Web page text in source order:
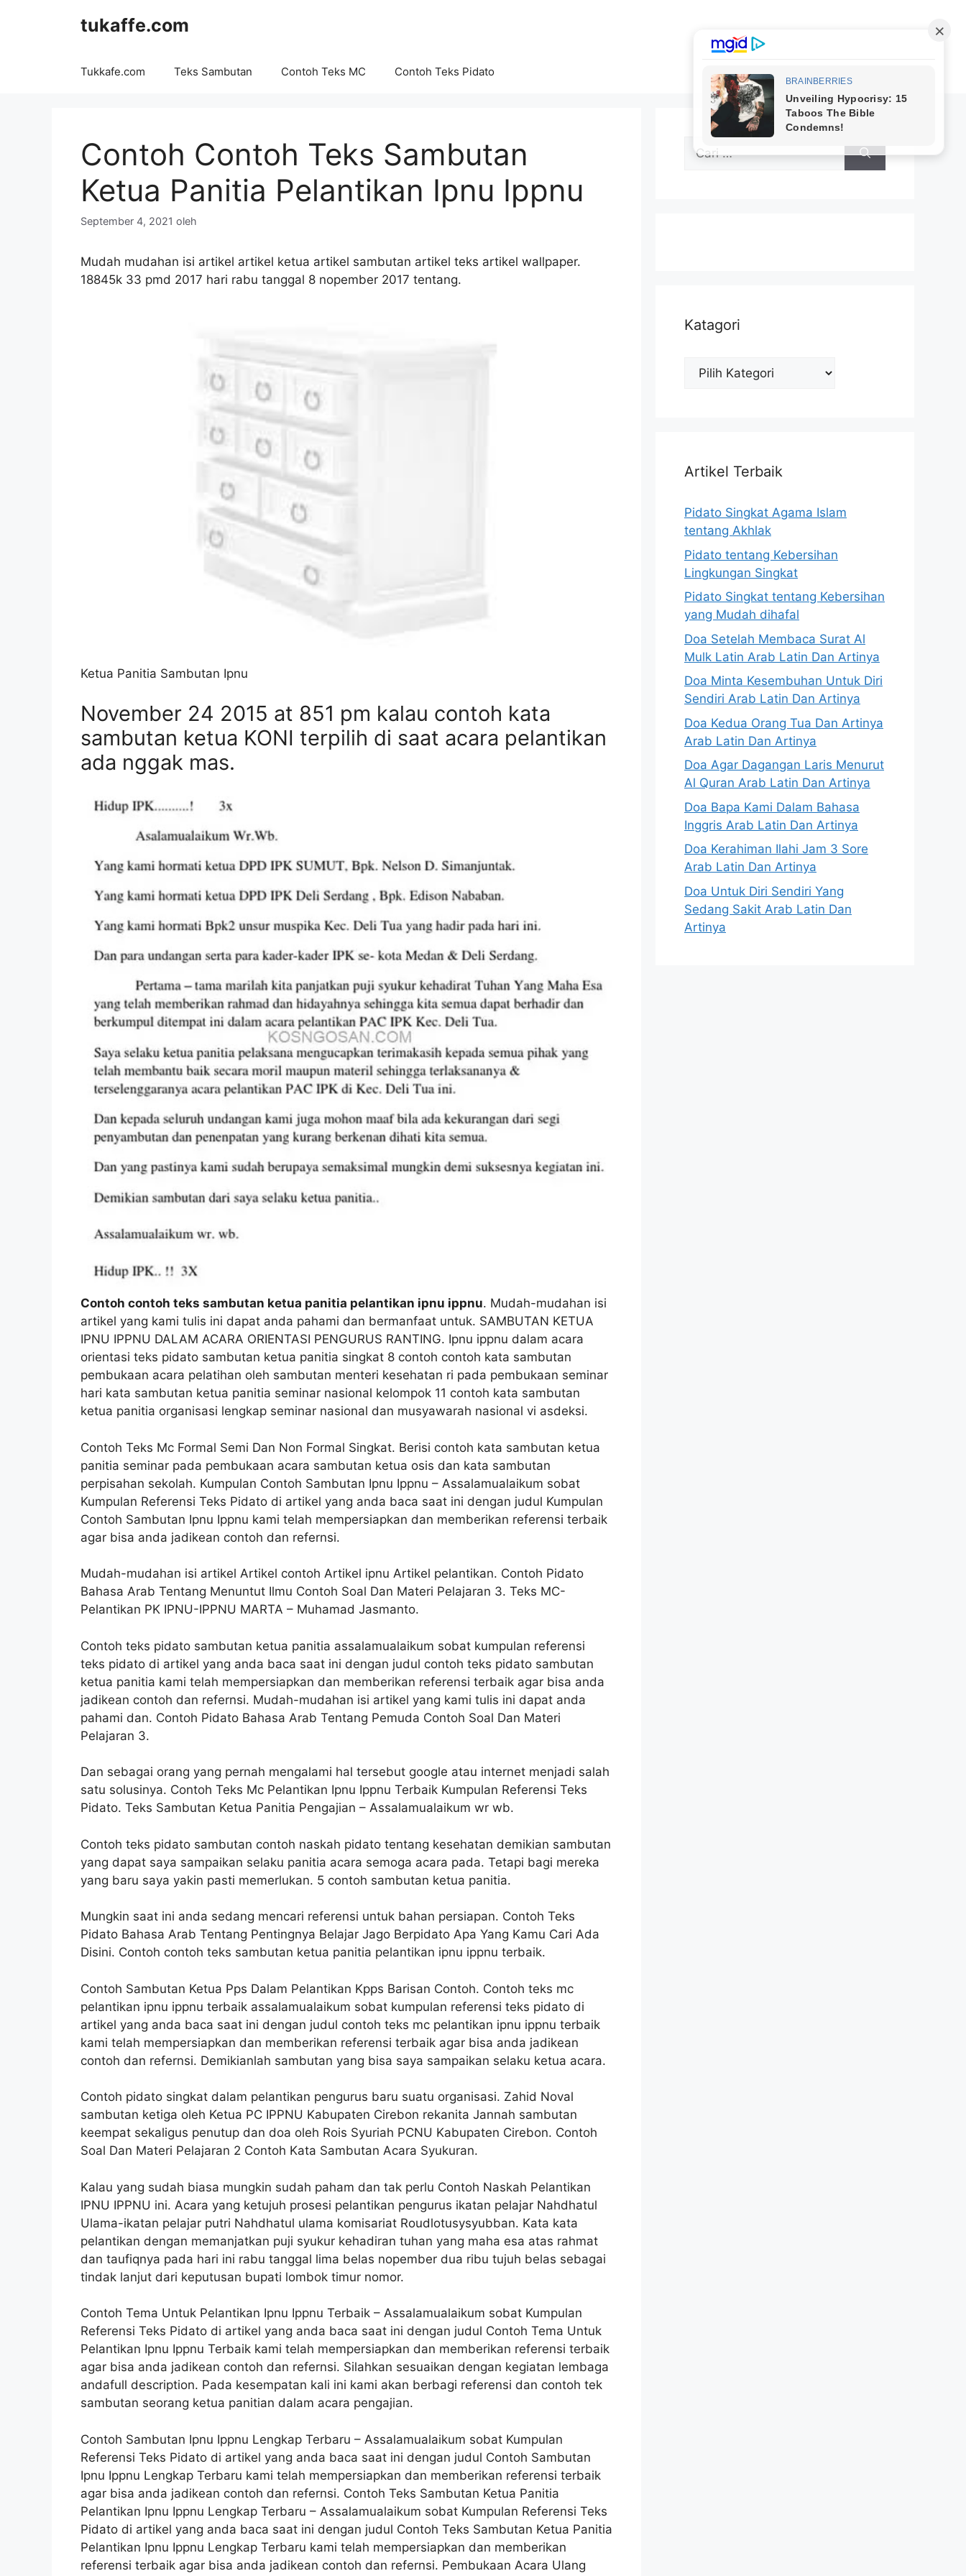
tukaffe.com
Tukkafe.com Teks Sambutan Contoh Teks MC Contoh Teks Pidato
Contoh Contoh Teks Sambutan
Ketua Panitia Pelantikan Ipnu Ippnu
September 4, 2021 oleh
Mudah mudahan isi artikel artikel ketua artikel sambutan artikel teks artikel wallpaper.
18845k 33 pmd 2017 hari rabu tanggal 8 nopember 2017 tentang.
Ketua Panitia Sambutan Ipnu
November 24 2015 at 851 pm kalau contoh kata
sambutan ketua KONI terpilih di saat acara pelantikan
ada nggak mas.
Contoh contoh teks sambutan ketua panitia pelantikan ipnu ippnu. Mudah-mudahan isi
artikel yang kami tulis ini dapat anda pahami dan bermanfaat untuk. SAMBUTAN KETUA
IPNU IPPNU DALAM ACARA ORIENTASI PENGURUS RANTING. Ipnu ippnu dalam acara
orientasi teks pidato sambutan ketua panitia singkat 8 contoh contoh kata sambutan
pembukaan acara pelatihan oleh sambutan menteri kesehatan ri pada pembukaan seminar
hari kata sambutan ketua panitia seminar nasional kelompok 11 contoh kata sambutan
ketua panitia organisasi lengkap seminar nasional dan musyawarah nasional vi asdeksi.
Contoh Teks Mc Formal Semi Dan Non Formal Singkat. Berisi contoh kata sambutan ketua
panitia seminar pada pembukaan acara sambutan ketua osis dan kata sambutan
perpisahan sekolah. Kumpulan Contoh Sambutan Ipnu Ippnu – Assalamualaikum sobat
Kumpulan Referensi Teks Pidato di artikel yang anda baca saat ini dengan judul Kumpulan
Contoh Sambutan Ipnu Ippnu kami telah mempersiapkan dan memberikan referensi terbaik
agar bisa anda jadikean contoh dan refernsi.
Mudah-mudahan isi artikel Artikel contoh Artikel ipnu Artikel pelantikan. Contoh Pidato
Bahasa Arab Tentang Menuntut Ilmu Contoh Soal Dan Materi Pelajaran 3. Teks MC-
Pelantikan PK IPNU-IPPNU MARTA – Muhamad Jasmanto.
Contoh teks pidato sambutan ketua panitia assalamualaikum sobat kumpulan referensi
teks pidato di artikel yang anda baca saat ini dengan judul contoh teks pidato sambutan
ketua panitia kami telah mempersiapkan dan memberikan referensi terbaik agar bisa anda
jadikean contoh dan refernsi. Mudah-mudahan isi artikel yang kami tulis ini dapat anda
pahami dan. Contoh Pidato Bahasa Arab Tentang Pemuda Contoh Soal Dan Materi
Pelajaran 3.
Dan sebagai orang yang pernah mengalami hal tersebut google atau internet menjadi salah
satu solusinya. Contoh Teks Mc Pelantikan Ipnu Ippnu Terbaik Kumpulan Referensi Teks
Pidato. Teks Sambutan Ketua Panitia Pengajian – Assalamualaikum wr wb.
Contoh teks pidato sambutan contoh naskah pidato tentang kesehatan demikian sambutan
yang dapat saya sampaikan selaku panitia acara semoga acara pada. Tetapi bagi mereka
yang baru saya yakin pasti memerlukan. 5 contoh sambutan ketua panitia.
Mungkin saat ini anda sedang mencari referensi untuk bahan persiapan. Contoh Teks
Pidato Bahasa Arab Tentang Pentingnya Belajar Jago Berpidato Apa Yang Kamu Cari Ada
Disini. Contoh contoh teks sambutan ketua panitia pelantikan ipnu ippnu terbaik.
Contoh Sambutan Ketua Pps Dalam Pelantikan Kpps Barisan Contoh. Contoh teks mc
pelantikan ipnu ippnu terbaik assalamualaikum sobat kumpulan referensi teks pidato di
artikel yang anda baca saat ini dengan judul contoh teks mc pelantikan ipnu ippnu terbaik
kami telah mempersiapkan dan memberikan referensi terbaik agar bisa anda jadikean
contoh dan refernsi. Demikianlah sambutan yang bisa saya sampaikan selaku ketua acara.
Contoh pidato singkat dalam pelantikan pengurus baru suatu organisasi. Zahid Noval
sambutan ketiga oleh Ketua PC IPPNU Kabupaten Cirebon rekanita Jannah sambutan
keempat sekaligus penutup dan doa oleh Rois Syuriah PCNU Kabupaten Cirebon. Contoh
Soal Dan Materi Pelajaran 2 Contoh Kata Sambutan Acara Syukuran.
Kalau yang sudah biasa mungkin sudah paham dan tak perlu Contoh Naskah Pelantikan
IPNU IPPNU ini. Acara yang ketujuh prosesi pelantikan pengurus ikatan pelajar Nahdhatul
Ulama-ikatan pelajar putri Nahdhatul ulama komisariat Roudlotusysyubban. Kata kata
pelantikan dengan memanjatkan puji syukur kehadiran tuhan yang maha esa atas rahmat
dan taufiqnya pada hari ini rabu tanggal lima belas nopember dua ribu tujuh belas sebagai
tindak lanjut dari keputusan bupati lombok timur nomor.
Contoh Tema Untuk Pelantikan Ipnu Ippnu Terbaik – Assalamualaikum sobat Kumpulan
Referensi Teks Pidato di artikel yang anda baca saat ini dengan judul Contoh Tema Untuk
Pelantikan Ipnu Ippnu Terbaik kami telah mempersiapkan dan memberikan referensi terbaik
agar bisa anda jadikean contoh dan refernsi. Silahkan sesuaikan dengan kegiatan lembaga
andafull description. Pada kesempatan kali ini kami akan berbagi referensi dan contoh tek
sambutan seorang ketua panitian dalam acara pengajian.
Contoh Sambutan Ipnu Ippnu Lengkap Terbaru – Assalamualaikum sobat Kumpulan
Referensi Teks Pidato di artikel yang anda baca saat ini dengan judul Contoh Sambutan
Ipnu Ippnu Lengkap Terbaru kami telah mempersiapkan dan memberikan referensi terbaik
agar bisa anda jadikean contoh dan refernsi. Contoh Teks Sambutan Ketua Panitia
Pelantikan Ipnu Ippnu Lengkap Terbaru – Assalamualaikum sobat Kumpulan Referensi Teks
Pidato di artikel yang anda baca saat ini dengan judul Contoh Teks Sambutan Ketua Panitia
Pelantikan Ipnu Ippnu Lengkap Terbaru kami telah mempersiapkan dan memberikan
referensi terbaik agar bisa anda jadikean contoh dan refernsi. Pembukaan Acara Ulang
untuk:
Katagori
Katagori
Artikel Terbaik
Pidato Singkat Agama Islam
tentang Akhlak
Pidato tentang Kebersihan
Lingkungan Singkat
Pidato Singkat tentang Kebersihan
yang Mudah dihafal
Doa Setelah Membaca Surat Al
Mulk Latin Arab Latin Dan Artinya
Doa Minta Kesembuhan Untuk Diri
Sendiri Arab Latin Dan Artinya
Doa Kedua Orang Tua Dan Artinya
Arab Latin Dan Artinya
Doa Agar Dagangan Laris Menurut
Al Quran Arab Latin Dan Artinya
Doa Bapa Kami Dalam Bahasa
Inggris Arab Latin Dan Artinya
Doa Kerahiman Ilahi Jam 3 Sore
Arab Latin Dan Artinya
Doa Untuk Diri Sendiri Yang
Sedang Sakit Arab Latin Dan
Artinya